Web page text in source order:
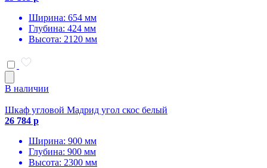
Ширина: 654 мм
Глубина: 424 мм
Высота: 2120 мм
В наличии
Шкаф угловой Мадрид угол скос белый
26 784 р
Ширина: 900 мм
Глубина: 900 мм
Высота: 2300 мм